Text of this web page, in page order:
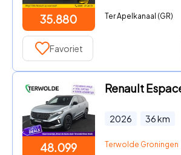
35.880 Ter Apelkanaal (GR)
Favoriet
48.099
2026 36km
Terwolde Groningen